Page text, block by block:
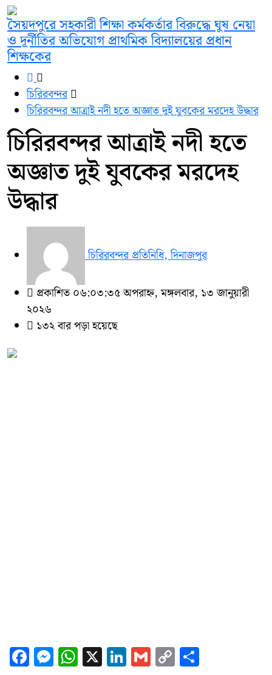
চিরিরবন্দর
চিরিরবন্দর আত্রাই নদী হতে অজ্ঞাত দুই যুবকের মরদেহ উদ্ধার
চিরিরবন্দর আত্রাই নদী হতে
অজ্ঞাত দুই যুবকের মরদেহ
উদ্ধার
চিরিরবন্দর প্রতিনিধি, দিনাজপুর
প্রকাশিত ০৬:০৩:৩৫ অপরাহ্ন, মঙ্গলবার, ১৩ জানুয়ারী
২০২৬
১৩২ বার পড়া হয়েছে
Facebook
Messenger
WhatsApp
X LinkedIn
GmailCopy
সৈয়দপুরে সহকারী শিক্ষা কর্মকর্তার বিরুদ্ধে ঘুষ নেয়া
ও দূর্নীতির অভিযোগ প্রাথমিক বিদ্যালয়ের প্রধান
শিক্ষকের